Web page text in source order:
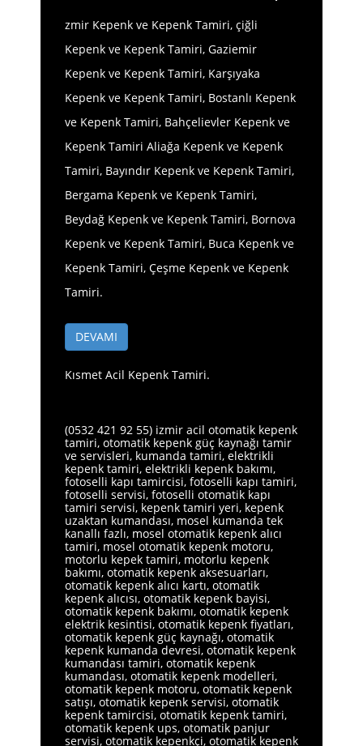
zmir Kepenk ve Kepenk Tamiri, çiğli
Kepenk ve Kepenk Tamiri, Gaziemir
Kepenk ve Kepenk Tamiri, Karşıyaka
Kepenk ve Kepenk Tamiri, Bostanlı Kepenk
ve Kepenk Tamiri, Bahçelievler Kepenk ve
Kepenk Tamiri Aliağa Kepenk ve Kepenk
Tamiri, Bayındır Kepenk ve Kepenk Tamiri,
Bergama Kepenk ve Kepenk Tamiri,
Beydağ Kepenk ve Kepenk Tamiri, Bornova
Kepenk ve Kepenk Tamiri, Buca Kepenk ve
Kepenk Tamiri, Çeşme Kepenk ve Kepenk
Tamiri.
DEVAMI
Kısmet Acil Kepenk Tamiri.
(0532 421 92 55) izmir acil otomatik kepenk
tamiri, otomatik kepenk güç kaynağı tamir
ve servisleri, kumanda tamiri, elektrikli
kepenk tamiri, elektrikli kepenk bakımı,
fotoselli kapı tamircisi, fotoselli kapı tamiri,
fotoselli servisi, fotoselli otomatik kapı
tamiri servisi, kepenk tamiri yeri, kepenk
uzaktan kumandası, mosel kumanda tek
kanallı fazlı, mosel otomatik kepenk alıcı
tamiri, mosel otomatik kepenk motoru,
motorlu kepek tamiri, motorlu kepenk
bakımı, otomatik kepenk aksesuarları,
otomatik kepenk alıcı kartı, otomatik
kepenk alıcısı, otomatik kepenk bayisi,
otomatik kepenk bakımı, otomatik kepenk
elektrik kesintisi, otomatik kepenk fiyatları,
otomatik kepenk güç kaynağı, otomatik
kepenk kumanda devresi, otomatik kepenk
kumandası tamiri, otomatik kepenk
kumandası, otomatik kepenk modelleri,
otomatik kepenk motoru, otomatik kepenk
satışı, otomatik kepenk servisi, otomatik
kepenk tamircisi, otomatik kepenk tamiri,
otomatik kepenk ups, otomatik panjur
servisi, otomatik kepenkçi, otomatik kepenk